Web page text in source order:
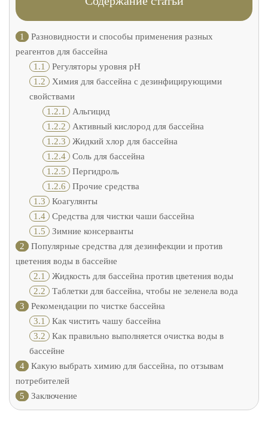
1
Разновидности и способы применения разных
реагентов для бассейна
1.1 Регуляторы уровня рН
1.2 Химия для бассейна с дезинфицирующими
свойствами
1.2.1
Альгицид
1.2.2
Активный кислород для бассейна
1.2.3
Жидкий хлор для бассейна
1.2.4
Соль для бассейна
1.2.5
Пергидроль
1.2.6
Прочие средства
1.3 Коагулянты
1.4 Средства для чистки чаши бассейна
1.5 Зимние консерванты
2
Популярные средства для дезинфекции и против
цветения воды в бассейне
2.1 Жидкость для бассейна против цветения воды
2.2 Таблетки для бассейна, чтобы не зеленела вода
3
Рекомендации по чистке бассейна
3.1 Как чистить чашу бассейна
3.2 Как правильно выполняется очистка воды в
бассейне
4
Какую выбрать химию для бассейна, по отзывам
потребителей
5
Заключение